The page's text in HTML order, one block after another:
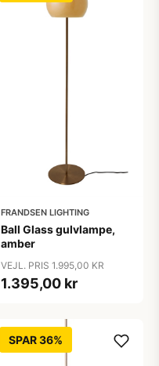
FRANDSEN LIGHTING
Ball Glass gulvlampe,
amber
VEJL. PRIS 1.995,00 KR
1.395,00 kr
SPAR 36%